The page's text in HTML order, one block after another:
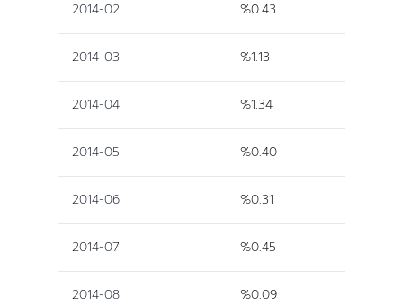
2014-02 %0.43
2014-03 %1.13
2014-04 %1.34
2014-05 %0.40
2014-06 %0.31
2014-07 %0.45
2014-08 %0.09